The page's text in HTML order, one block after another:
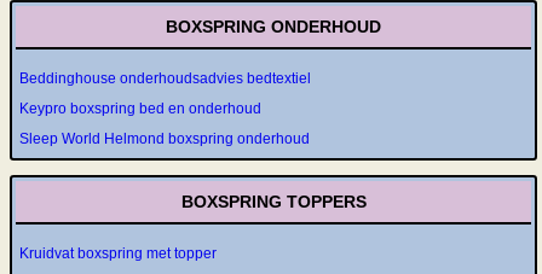
BOXSPRING ONDERHOUD
Beddinghouse onderhoudsadvies bedtextiel
Keypro boxspring bed en onderhoud
Sleep World Helmond boxspring onderhoud
BOXSPRING TOPPERS
Kruidvat boxspring met topper